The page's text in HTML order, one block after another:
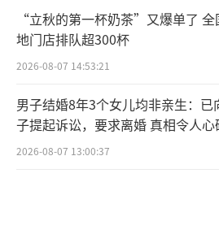
“立秋的第一杯奶茶”又爆单了 全
地门店排队超300杯
2026-08-07 14:53:21
男子结婚8年3个女儿均非亲生：已
子提起诉讼，要求离婚 真相令人心
2026-08-07 13:00:37